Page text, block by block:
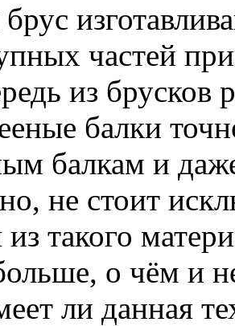
частей
из брусков
балки
балкам и
не стоит
из такого
о чём и
ли данная